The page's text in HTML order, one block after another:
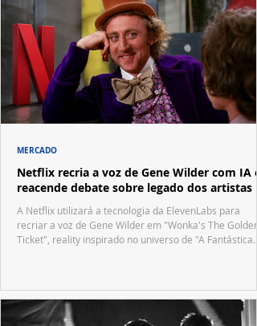
Netflix recria a voz de Gene Wilder com IA e
reacende debate sobre legado dos artistas
A Netflix utilizará a tecnologia da ElevenLabs para
recriar a voz de Gene Wilder em "Wonka's The Golden
Ticket", reality inspirado no universo de "A Fantástica
MERCADO